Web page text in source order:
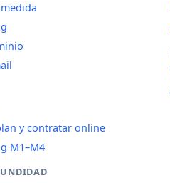
y contratar online
M1–M4